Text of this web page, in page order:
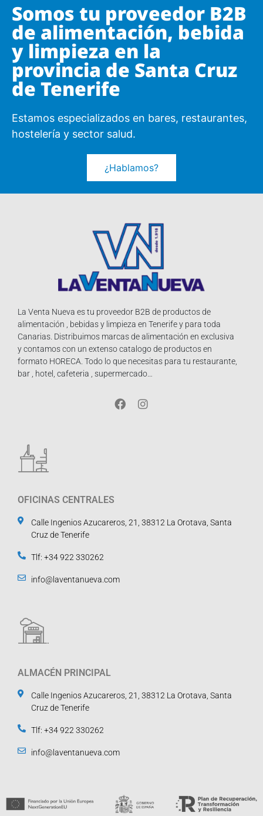
Somos tu proveedor B2B
de alimentación, bebida
y limpieza en la
provincia de Santa Cruz
de Tenerife
Estamos especializados en bares, restaurantes,
hostelería y sector salud.
¿Hablamos?
La Venta Nueva es tu proveedor B2B de productos de
alimentación , bebidas y limpieza en Tenerife y para toda
Canarias. Distribuimos marcas de alimentación en exclusiva
y contamos con un extenso catalogo de productos en
formato HORECA. Todo lo que necesitas para tu restaurante,
bar , hotel, cafeteria , supermercado…
OFICINAS CENTRALES
Calle Ingenios Azucareros, 21, 38312 La Orotava, Santa
Cruz de Tenerife
Tlf: +34 922 330262
info@laventanueva.com
ALMACÉN PRINCIPAL
Calle Ingenios Azucareros, 21, 38312 La Orotava, Santa
Cruz de Tenerife
Tlf: +34 922 330262
info@laventanueva.com